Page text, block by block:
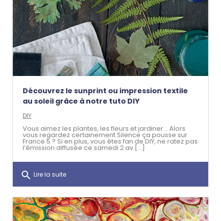
Découvrez le sunprint ou impression textile
au soleil grâce à notre tuto DIY
DIY
Vous aimez les plantes, les fleurs et jardiner… Alors
vous regardez certainement Silence ça pousse sur
France 5 ? Si en plus, vous êtes fan de DIY, ne ratez pas
l’émission diffusée ce samedi 2 av [...]
search Lire la suite